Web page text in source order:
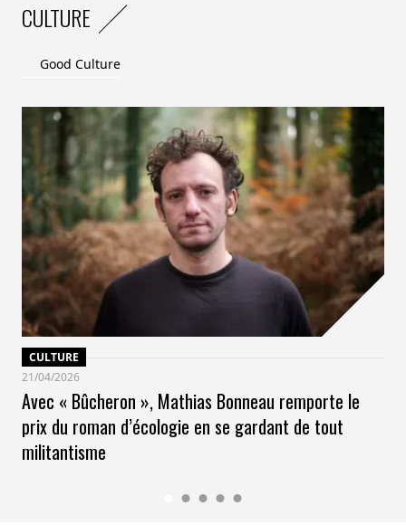
CULTURE
Good Culture
CULTURE
21/04/2026
Avec « Bûcheron », Mathias Bonneau remporte le
prix du roman d’écologie en se gardant de tout
militantisme